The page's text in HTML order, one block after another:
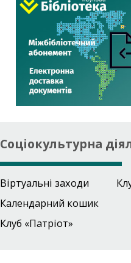
Соціокультурна
Віртуальні заходи
Календарний кошик
Клуб «Патріот»